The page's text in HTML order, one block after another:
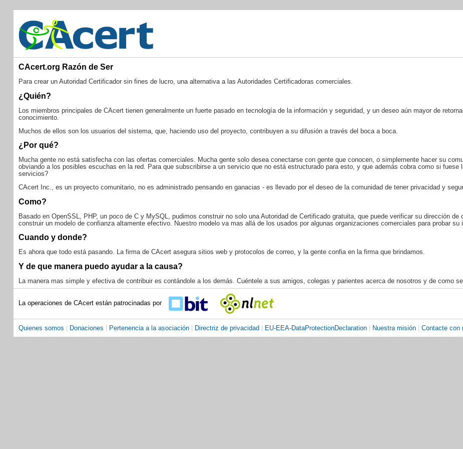
CAcert.org Razón de Ser
Para crear un Autoridad Certificador sin fines de lucro, una alternativa a las Autoridades Certificadoras comerciales.
¿Quién?
Los miembros principales de CAcert tienen generalmente un fuerte pasado en tecnología de la información y seguridad, y un deseo aún mayor de
conocimiento.
Muchos de ellos son los usuarios del sistema, que, haciendo uso del proyecto, contribuyen a su difusión a través del boca a boca.
¿Por qué?
Mucha gente no está satisfecha con las ofertas comerciales. Mucha gente solo desea conectarse con gente que conocen, o simplemente hacer su
obviando a los posibles escuchas en la red. Para que subscribirse a un servicio que no está estructurado para esto, y que además cobra como si fuese
servicios?
CAcert Inc., es un proyecto comunitario, no es administrado pensando en ganacias - es llevado por el deseo de la comunidad de tener privacidad y
Como?
Basado en OpenSSL, PHP, un poco de C y MySQL, pudimos construir no solo una Autoridad de Certificado gratuita, que puede verificar su dirección de
construir un modelo de confianza altamente efectivo. Nuestro modelo va mas allá de los usados por algunas organizaciones comerciales para probar su
Cuando y donde?
Es ahora que todo está pasando. La firma de CAcert asegura sitios web y protocolos de correo, y la gente confia en la firma que brindamos.
Y de que manera puedo ayudar a la causa?
La manera mas simple y efectiva de contribuir es contándole a los demás. Cuéntele a sus amigos, colegas y parientes acerca de nosotros y de como
La operaciones de CAcert están patrocinadas por
Quienes somos Donaciones Pertenencia a la asociación| Directriz de privacidad EU-EEA-DataProtectionDeclaration| Nuestra misión| Contacte con